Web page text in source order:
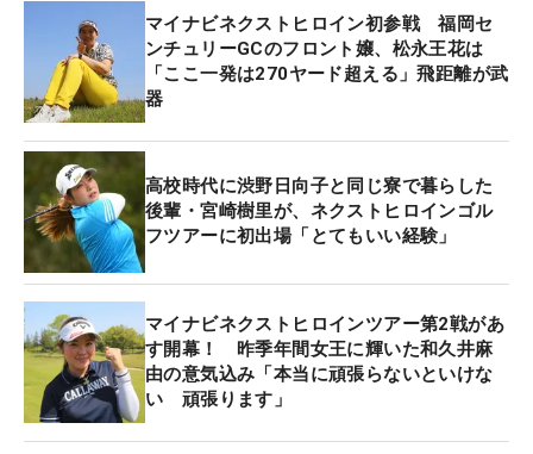
●リラックス方法は？
「サウナ！ そんなに頑張らずに入ってます」
●オフの過ごし方は？
「スポーツ観戦です。野球、サッカー、バスケット
ボールとか、スポーツなら何でも」
●好きな食べ物と嫌いな食べ物？
「好きなのはシャインマスカット。嫌いなのはパク
チー。タイ合宿では大変でした（笑）」
●パン派、それとも米派？
「米派です。ご飯、大好き！」
マイナビネクストヒロイン初参戦 福岡セ
ンチュリーGCのフロント嬢、松永王花は
「ここ一発は270ヤード超える」飛距離が武
器
高校時代に渋野日向子と同じ寮で暮らした
後輩・宮崎樹里が、ネクストヒロインゴル
フツアーに初出場「とてもいい経験」
マイナビネクストヒロインツアー第2戦があ
す開幕！ 昨季年間女王に輝いた和久井麻
由の意気込み「本当に頑張らないといけな
い 頑張ります」